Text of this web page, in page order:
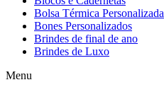
Bolsa Térmica Personalizada
Bones Personalizados
Brindes de final de ano
Brindes de Luxo
Menu